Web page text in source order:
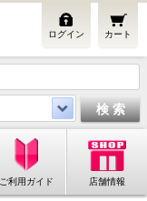
カート
ログイン
ご利用ガイド 店舗情報